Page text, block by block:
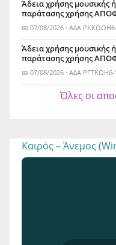
Άδεια χρήσης μουσικής
παράτασης χρήσης
📅 07/08/2026 · ΑΔΑ
Άδεια χρήσης μουσικής
παράτασης χρήσης
📅 07/08/2026 · ΑΔΑ
Όλες οι
Καιρός – Άνεμος